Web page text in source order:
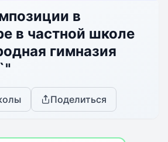
в
в частной школе
гимназия
Поделиться